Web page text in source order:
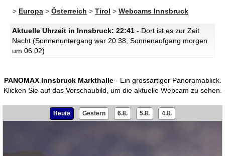
> Europa > Österreich > Tirol > Webcams Innsbruck
Aktuelle Uhrzeit in Innsbruck: 22:41 - Dort ist es zur Zeit
Nacht (Sonnenuntergang war 20:38, Sonnenaufgang morgen
um 06:02)
PANOMAX Innsbruck Markthalle- Ein grossartiger Panoramablick.
Klicken Sie auf das Vorschaubild, um die aktuelle Webcam zu sehen.
Heute Gestern 6.8. 5.8. 4.8.